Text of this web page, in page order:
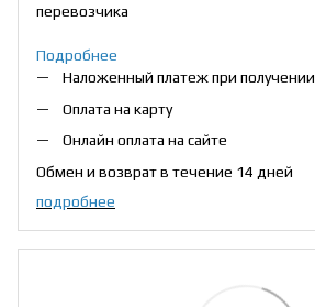
перевозчика
Подробнее
Наложенный платеж при получении
Оплата на карту
Онлайн оплата на сайте
Обмен и возврат в течение 14 дней
подробнее